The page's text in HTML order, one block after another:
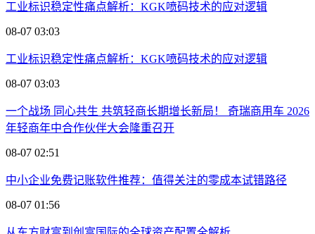
工业标识稳定性痛点解析：KGK喷码技术的应对逻辑
08-07 03:03
工业标识稳定性痛点解析：KGK喷码技术的应对逻辑
08-07 03:03
一个战场 同心共生 共筑轻商长期增长新局！ 奇瑞商用车 2026
年轻商年中合作伙伴大会隆重召开
08-07 02:51
中小企业免费记账软件推荐：值得关注的零成本试错路径
08-07 01:56